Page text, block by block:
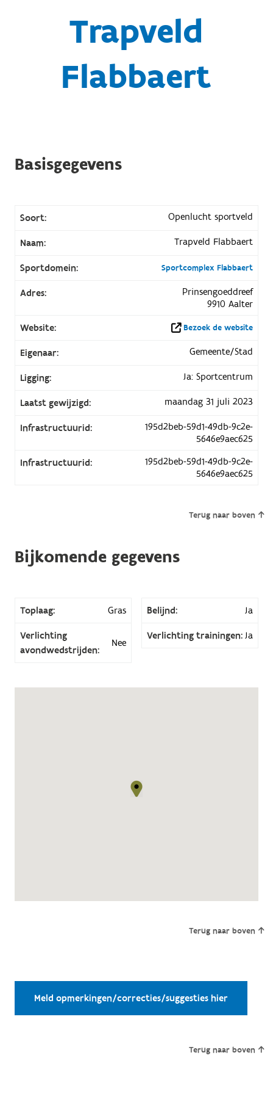
Trapveld
Flabbaert
Basisgegevens
Soort: Openlucht sportveld
Naam: Trapveld Flabbaert
Sportdomein: Sportcomplex Flabbaert
Adres:
Prinsengoeddreef
9910 Aalter
Website:
Bezoek de website
Eigenaar: Gemeente/Stad
Ligging: Ja: Sportcentrum
Laatst gewijzigd: maandag 31 juli 2023
Infrastructuurid:
195d2beb-59d1-49db-9c2e-
5646e9aec625
Infrastructuurid:
195d2beb-59d1-49db-9c2e-
5646e9aec625
Terug naar boven
Bijkomende gegevens
Toplaag: Gras Belijnd: Ja
Verlichting
avondwedstrijden:
Nee
Verlichting trainingen: Ja
Terug naar boven
Meld opmerkingen/correcties/suggesties hier
Terug naar boven